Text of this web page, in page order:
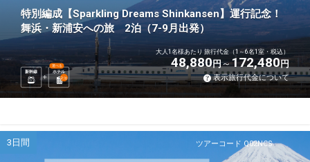
特別編成【Sparkling Dreams Shinkansen】運行記念！
舞浜・新浦安への旅 2泊（7-9月出発）
新幹線 ホテル
選べる
2泊
大人1名様あたり 旅行代金（1～6名1室・税込）
48,880円 172,480円
表示旅行代金について
ツアーコード Q02NCS
3日間